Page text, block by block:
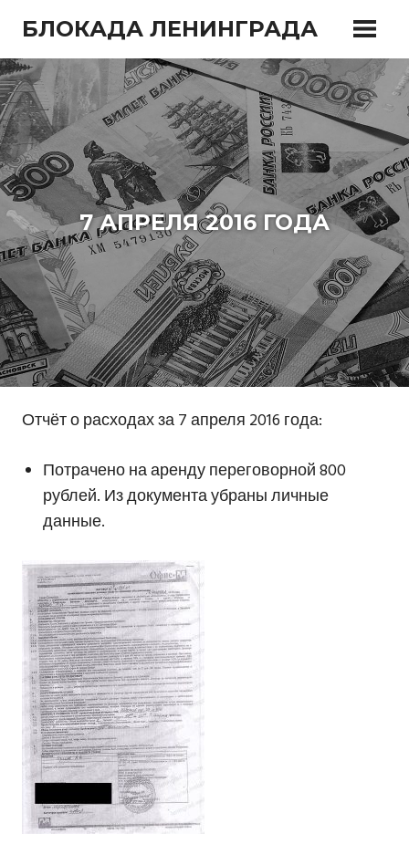
содержимому
БЛОКАДА ЛЕНИНГРАДА
7 АПРЕЛЯ 2016 ГОДА
Отчёт о расходах за 7 апреля 2016 года:
Потрачено на аренду переговорной 800
рублей. Из документа убраны личные
данные.